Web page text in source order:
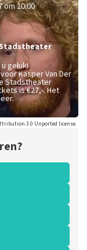
om 20:00
u geluk!
Kasper Van Der
Stadstheater
is€27,-. Het
3.0 Unported license.